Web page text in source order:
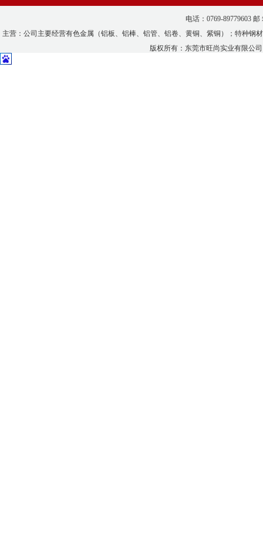
电话：0769-89779603
主营：公司主要经营有色金属（铝板、铝棒、铝管、铝卷、黄铜、紫铜）；特种
版权所有： 东莞市旺尚实业有限公司